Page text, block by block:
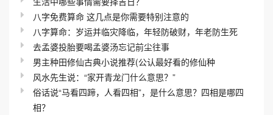
八字免费算命 这几点是你需要特别注意的
八字算命：岁运并临灾降临，年轻防破财，年老防生死
去孟婆投胎要喝孟婆汤忘记前尘往事
男主种田修仙古典小说推荐(公认最好看的修仙种
风水先生说：“家开青龙门什么意思？”
俗话说“马看四蹄，人看四相”，是什么意思？四相是哪四
相？